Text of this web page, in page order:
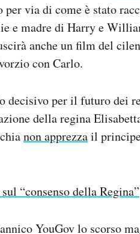
via di come è stato
e madre di Harry e
anche un film del
con Carlo.
decisivo per il futuro dei
della regina
non apprezzail
“consenso della Regina”
YouGov lo scorso